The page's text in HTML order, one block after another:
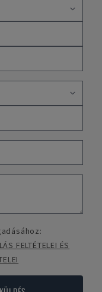
FELTÉTELEI ÉS